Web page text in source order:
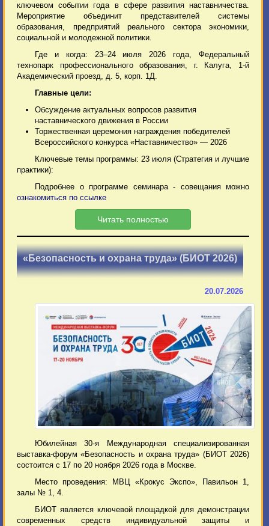
ключевом событии года в сфере развития наставничества.
Мероприятие объединит представителей системы
образования, предприятий реального сектора экономики,
социальной и молодежной политики.
Где и когда: 23–24 июля 2026 года, Федеральный
технопарк профессионального образования, г. Калуга, 1-й
Академический проезд, д. 5, корп. 1Д.
Главные цели:
Обсуждение актуальных вопросов развития
наставнического движения в России
Торжественная церемония награждения победителей
Всероссийского конкурса «Наставничество» — 2026
Ключевые темы программы: 23 июля (Стратегия и лучшие
практики):
Подробнее о программе семинара - совещания можно
ознакомиться по ссылке
Читать полностью
«Безопасность и охрана труда» (БИОТ 2026)
20.07.2026
Юбилейная 30-я Международная специализированная
выставка-форум «Безопасность и охрана труда» (БИОТ 2026)
состоится с 17 по 20 ноября 2026 года в Москве.
Место проведения: МВЦ «Крокус Экспо», Павильон 1,
залы № 1, 4.
БИОТ является ключевой площадкой для демонстрации
современных средств индивидуальной защиты и